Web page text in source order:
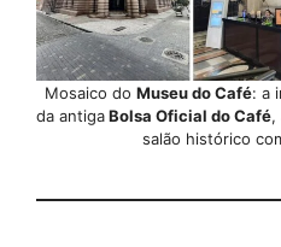
Mosaico do Museu do Café: a
da antigaBolsa Oficial do Café,
salão histórico